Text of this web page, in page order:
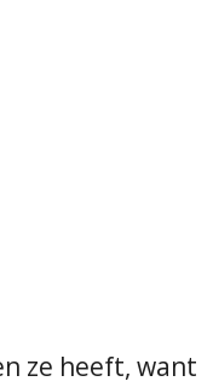
ze heeft, want